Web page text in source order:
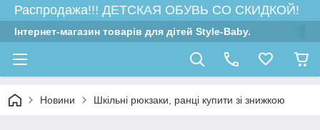
Распродажа!!! ДЕТСКАЯ ОБУВЬ СО СКИДКОЙ!
Інтернет-магазин товарів для дітей Style-Baby.
Новини Шкільні рюкзаки, ранці купити зі знижкою